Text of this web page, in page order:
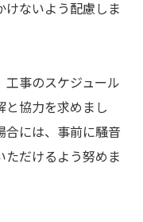
けないよう配慮しま
工事のスケジュール
と協力を求めまし
合には、事前に騒音
ただけるよう努めま